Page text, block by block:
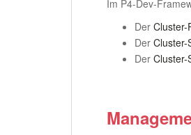
Im P4-Dev-
Der Cluster-
Der Cluster-
Der Cluster-